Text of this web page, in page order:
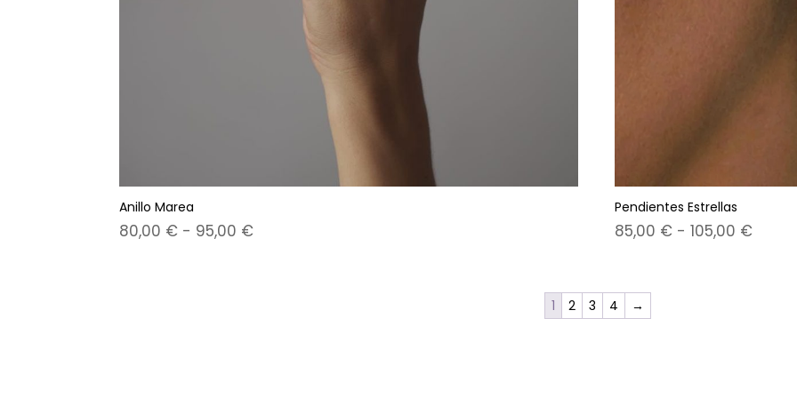
Anillo Marea
80,00 € - 95,00 €Rango
Pendientes Estrellas
85,00 € - 105,00 €Rango
1 2 3 4 →